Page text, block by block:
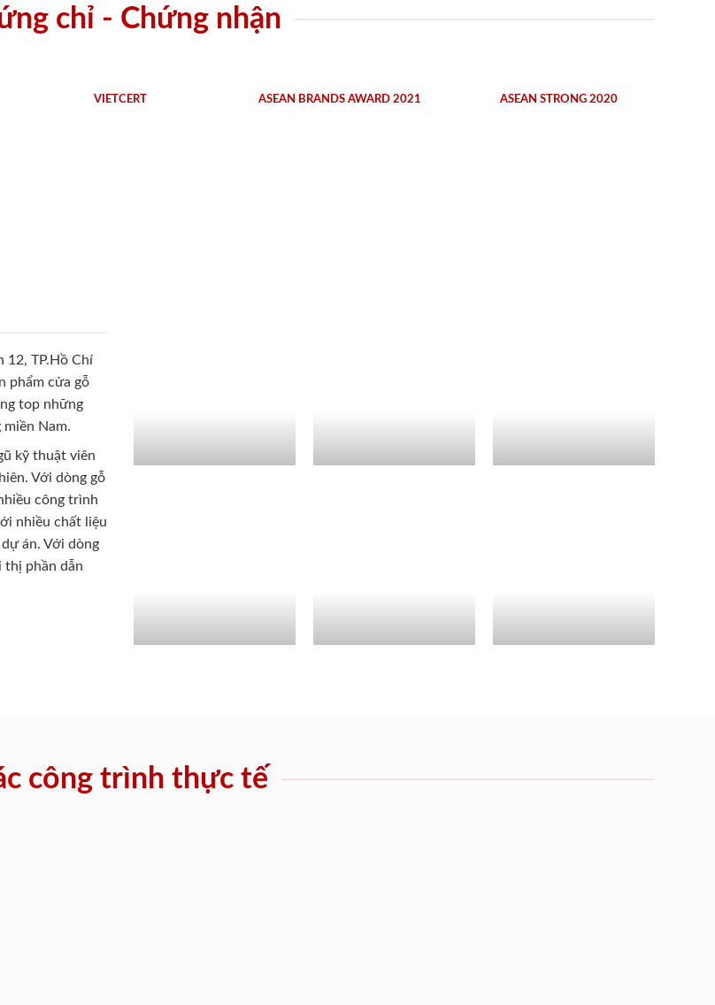
chỉ - Chứng nhận
VIETCERT ASEAN BRANDS AWARD 2021 ASEAN STRONG 2020
12, TP.Hồ Chí
phẩm cửa gỗ
top những
Nam.
kỹ thuật viên
Với dòng gỗ
công trình
nhiều chất liệu
án. Với dòng
thị phần dẫn
công trình thực tế